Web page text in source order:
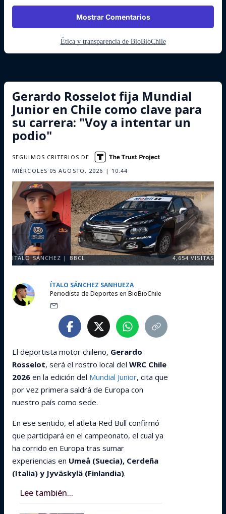
Mostrar Comentarios
Ética y transparencia de BioBioChile
Gerardo Rosselot fija Mundial
Junior en Chile como clave para
su carrera: "Voy a intentar un
podio"
MIÉRCOLES 05 AGOSTO, 2026 | 10:44
SEGUIMOS CRITERIOS DE
ITALO SÁNCHEZ | BBCL 4,654 VISITAS
ÍTALO SÁNCHEZ SANHUEZA
Periodista de Deportes en BioBioChile
El deportista motor chileno, Gerardo
Rosselot, será el rostro local del WRC Chile
2026 en la edición del Mundial Junior, cita que
por vez primera saldrá de Europa con
nuestro país como sede.
En ese sentido, el atleta Red Bull confirmó
que participará en el campeonato, el cual ya
ha corrido en Europa tras sumar
experiencias en Umeå (Suecia), Cerdeña
(Italia) y Jyväskylä (Finlandia).
Lee también...